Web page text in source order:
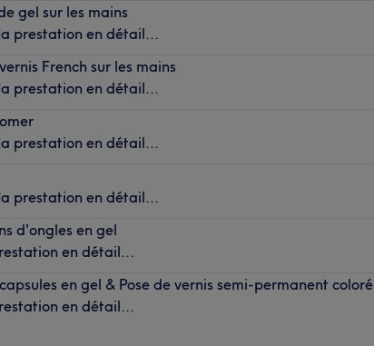
gel sur les mains
prestation en détail...
French sur les mains
prestation en détail...
prestation en détail...
prestation en détail...
d'ongles en gel
en détail...
en gel & Pose de vernis semi-permanent coloré
en détail...